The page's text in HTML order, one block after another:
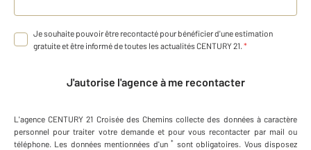
Je souhaite pouvoir être recontacté pour bénéficier d'une estimation
gratuite et être informé de toutes les actualités CENTURY 21. *
J'autorise l'agence à me recontacter
L'agence CENTURY 21 Croisée des Chemins collecte des données à caractère
personnel pour traiter votre demande et pour vous recontacter par mail ou
téléphone. Les données mentionnées d'un * sont obligatoires. Vous disposez